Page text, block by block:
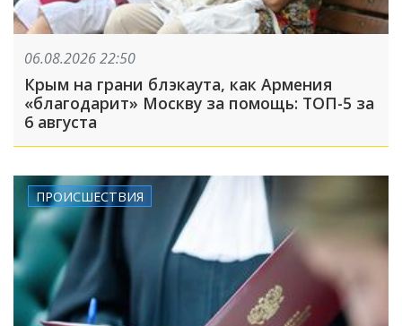
06.08.2026 22:50
Крым на грани блэкаута, как Армения
«благодарит» Москву за помощь: ТОП-5 за
6 августа
ПРОИСШЕСТВИЯ